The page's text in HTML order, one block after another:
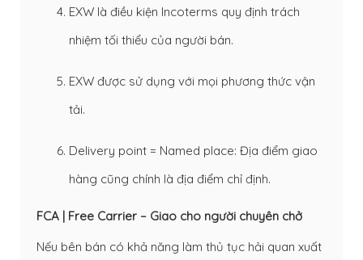
EXW là điều kiện Incoterms quy định trách
nhiệm tối thiểu của người bán.
EXW được sử dụng với mọi phương thức vận
tải.
Delivery point = Named place: Địa điểm giao
hàng cũng chính là địa điểm chỉ định.
FCA | Free Carrier – Giao cho người chuyên chở
Nếu bên bán có khả năng làm thủ tục hải quan xuất